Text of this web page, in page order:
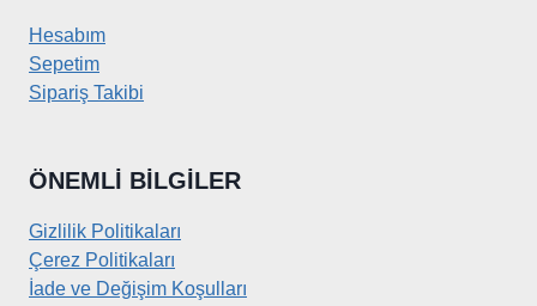
Hesabım
Sepetim
Sipariş Takibi
ÖNEMLI BILGILER
Gizlilik Politikaları
Çerez Politikaları
İade ve Değişim Koşulları